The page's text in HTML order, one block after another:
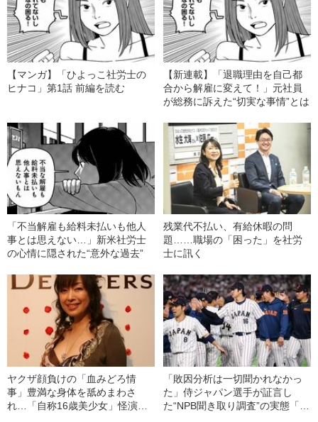
【マンガ】「ひよっこ社労士の
ヒナコ」第1話 前編を読む
【新連載】「退職理由を自己都
合から解雇に変えて！」元社員
が総務に訴えた“切実な事情”とは
「不当解雇も給料未払いも他人
事とは思えない…」新米社労士
の心情に隠された“意外な過去”
残業代不払い、有給休暇の問
題……職場の「困った」を社労
士に訊く
ヤクザ顔負けの「血みどろ情
事」豊満な身体を舐めまわさ
れ…「自称16歳美少女」怪演
「敗因分析は一切聞かれなかっ
た」侍ジャパン選手が証言し
た“NPB聞き取り調査”の実態「選